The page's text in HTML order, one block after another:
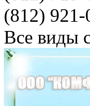
(812) 921-
Все виды